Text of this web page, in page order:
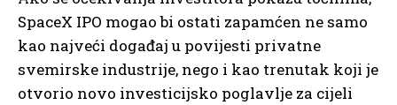
SpaceX IPO mogao bi ostati zapamćen ne samo
kao najveći događaj u povijesti privatne
svemirske industrije, nego i kao trenutak koji je
otvorio novo investicijsko poglavlje za cijeli